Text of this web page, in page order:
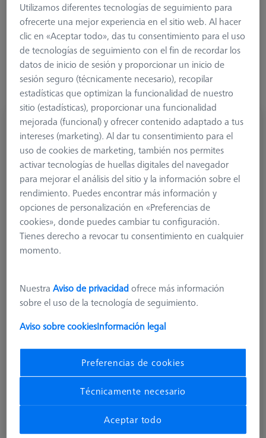
Más filtros
Palpador con pivote, DK1 L17.5
600341-8183-000
Stylus
Ø Sphere (DK)
1,0 mm
Utilizamos diferentes tecnologías de seguimiento para
ofrecerte una mejor experiencia en el sitio web. Al hacer
clic en «Aceptar todo», das tu consentimiento para el uso
de tecnologías de seguimiento con el fin de recordar los
datos de inicio de sesión y proporcionar un inicio de
sesión seguro (técnicamente necesario), recopilar
estadísticas que optimizan la funcionalidad de nuestro
sitio (estadísticas), proporcionar una funcionalidad
mejorada (funcional) y ofrecer contenido adaptado a tus
intereses (marketing). Al dar tu consentimiento para el
uso de cookies de marketing, también nos permites
activar tecnologías de huellas digitales del navegador
para mejorar el análisis del sitio y la información sobre el
rendimiento. Puedes encontrar más información y
opciones de personalización en «Preferencias de
cookies», donde puedes cambiar tu configuración.
Tienes derecho a revocar tu consentimiento en cualquier
momento.
NuestraAviso de privacidadofrece más información
sobre el uso de la tecnología de seguimiento.
Aviso sobre cookiesInformación legal
Preferencias de cookies
Técnicamente necesario
Aceptar todo